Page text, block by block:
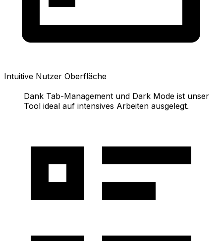
Intuitive Nutzer Oberfläche
Dank Tab-Management und Dark Mode ist unser
Tool ideal auf intensives Arbeiten ausgelegt.